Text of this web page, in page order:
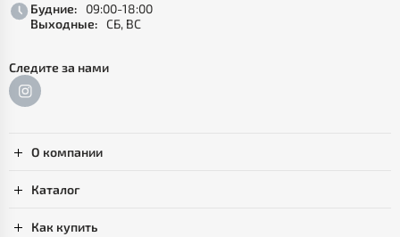
Будние:
09:00-18:00
Выходные: СБ, ВС
Следите за нами
О компании
Каталог
Как купить